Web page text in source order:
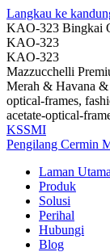
Langkau ke
KAO-323 Bingkai
KAO-323
KAO-323
Mazzucchelli
Merah & Havana
optical-frames,
acetate-optical-
KSSMI
Pengilang Cermin
Laman Utama
Produk
Solusi
Perihal
Hubungi
Blog